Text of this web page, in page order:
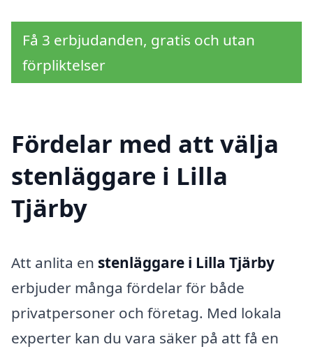
Få 3 erbjudanden, gratis och utan
förpliktelser
Fördelar med att välja
stenläggare i Lilla
Tjärby
Att anlita en stenläggare i Lilla Tjärby
erbjuder många fördelar för både
privatpersoner och företag. Med lokala
experter kan du vara säker på att få en